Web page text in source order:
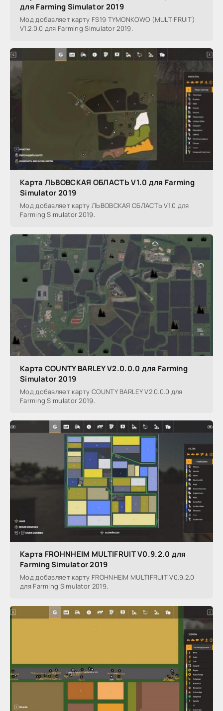
для Farming Simulator 2019
Мод добавляет карту FS19 TYMONKOWO (MULTIFRUIT)
V1.2.0.0 для Farming Simulator 2019.
Карта ЛЬВОВСКАЯ ОБЛАСТЬ V1.0 для Farming
Simulator 2019
Мод добавляет карту ЛЬВОВСКАЯ ОБЛАСТЬ V1.0 для
Farming Simulator 2019.
Карта COUNTY BARLEY V2.0.0.0 для Farming
Simulator 2019
Мод добавляет карту COUNTY BARLEY V2.0.0.0 для
Farming Simulator 2019.
Карта FROHNHEIM MULTIFRUIT V0.9.2.0 для
Farming Simulator 2019
Мод добавляет карту FROHNHEIM MULTIFRUIT V0.9.2.0
для Farming Simulator 2019.